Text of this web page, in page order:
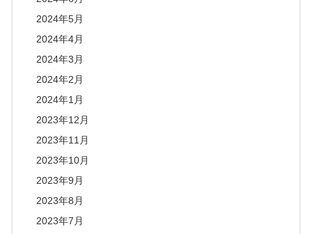
2024年5月
2024年4月
2024年3月
2024年2月
2024年1月
2023年12月
2023年11月
2023年10月
2023年9月
2023年8月
2023年7月